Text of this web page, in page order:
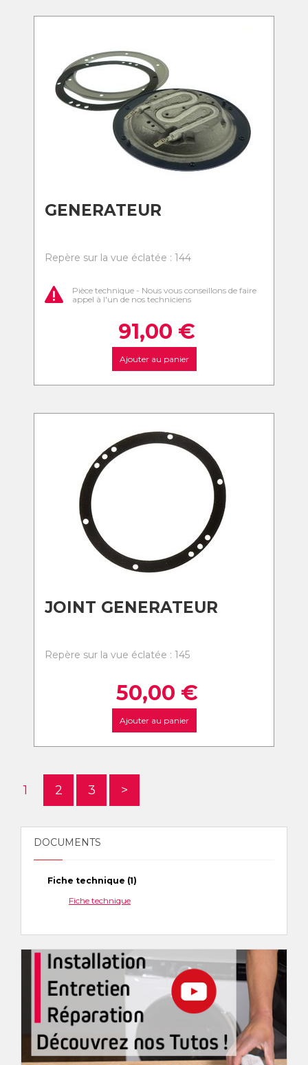
GENERATEUR
Repère sur la vue éclatée : 144
Pièce technique - Nous vous conseillons de faire
appel à l'un de nos techniciens
91,00 €
Ajouter au panier
JOINT GENERATEUR
Repère sur la vue éclatée : 145
50,00 €
Ajouter au panier
1 2 3 >
DOCUMENTS
Fiche technique (1)
Fiche technique